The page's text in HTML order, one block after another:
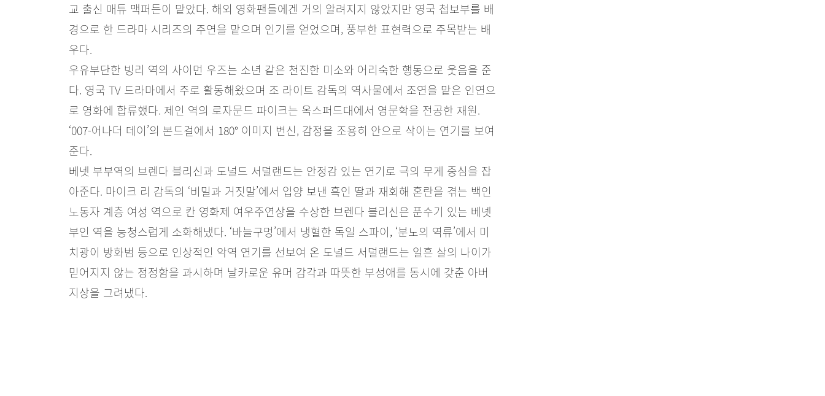
교 출신 매튜 맥퍼든이 맡았다. 해외 영화팬들에겐 거의 알려지지 않았지만 영국 첩보부를 배
경으로 한 드라마 시리즈의 주연을 맡으며 인기를 얻었으며, 풍부한 표현력으로 주목받는 배
우다.
우유부단한 빙리 역의 사이먼 우즈는 소년 같은 천진한 미소와 어리숙한 행동으로 웃음을 준
다. 영국 TV 드라마에서 주로 활동해왔으며 조 라이트 감독의 역사물에서 조연을 맡은 인연으
로 영화에 합류했다. 제인 역의 로자문드 파이크는 옥스퍼드대에서 영문학을 전공한 재원.
‘007-어나더 데이’의 본드걸에서 180° 이미지 변신, 감정을 조용히 안으로 삭이는 연기를 보여
준다.
베넷 부부역의 브렌다 블리신과 도널드 서덜랜드는 안정감 있는 연기로 극의 무게 중심을 잡
아준다. 마이크 리 감독의 ‘비밀과 거짓말’에서 입양 보낸 흑인 딸과 재회해 혼란을 겪는 백인
노동자 계층 여성 역으로 칸 영화제 여우주연상을 수상한 브렌다 블리신은 푼수기 있는 베넷
부인 역을 능청스럽게 소화해냈다. ‘바늘구멍’에서 냉혈한 독일 스파이, ‘분노의 역류’에서 미
치광이 방화범 등으로 인상적인 악역 연기를 선보여 온 도널드 서덜랜드는 일흔 살의 나이가
믿어지지 않는 정정함을 과시하며 날카로운 유머 감각과 따뜻한 부성애를 동시에 갖춘 아버
지상을 그려냈다.